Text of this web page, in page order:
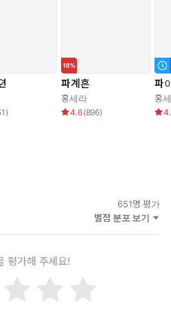
를 빠는 것이니.”
란다.”
그것은 무엇이니.”
)
파계흔
홍세라
4.6(896)
파
홍
651명 평가
별점 분포 보기
평가해 주세요!